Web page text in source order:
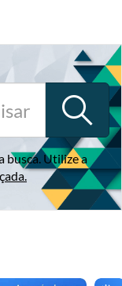
busca. Utilize a
.